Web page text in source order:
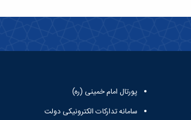
پورتال امام خمینی (ره)
سامانه تدارکات الکترونیکی دولت